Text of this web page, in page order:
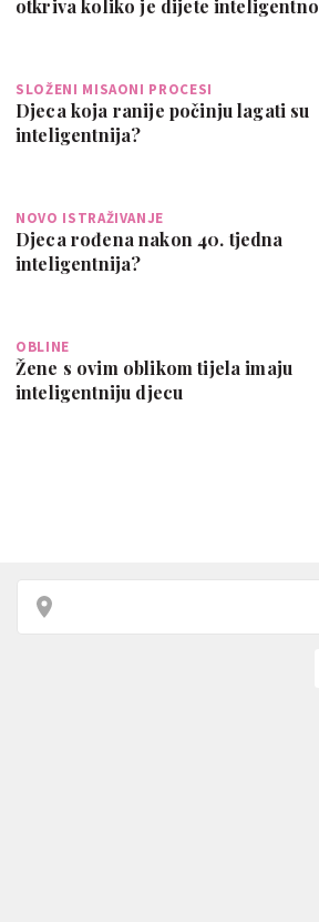
otkriva koliko je dijete inteligentno
SLOŽENI MISAONI PROCESI
Djeca koja ranije počinju lagati su
inteligentnija?
NOVO ISTRAŽIVANJE
Djeca rođena nakon 40. tjedna
inteligentnija?
OBLINE
Žene s ovim oblikom tijela imaju
inteligentniju djecu